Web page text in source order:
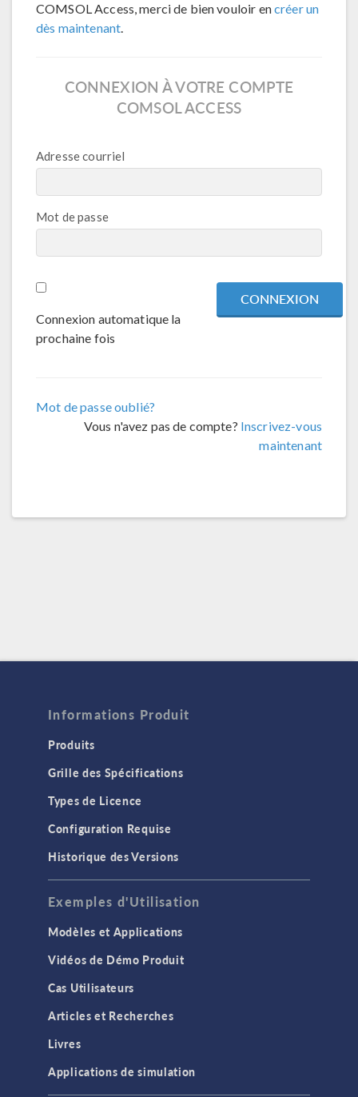
COMSOL Access, merci de bien vouloir encréer un
dès maintenant.
CONNEXION À VOTRE COMPTE
COMSOL ACCESS
Adresse courriel
Mot de passe
Connexion automatique la
prochaine fois
Mot de passe oublié?
Vous n'avez pas de compte? Inscrivez-vous
maintenant
Informations Produit
Produits
Grille des Spécifications
Types de Licence
Configuration Requise
Historique des Versions
Exemples d'Utilisation
Modèles et Applications
Vidéos de Démo Produit
Cas Utilisateurs
Articles et Recherches
Livres
Applications de simulation